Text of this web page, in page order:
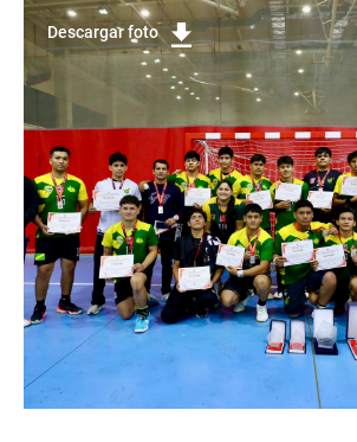
Descargar foto